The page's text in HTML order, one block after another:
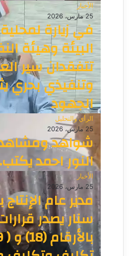
الأخبار
25 مارس، 2026
في زيارة
البيئة وهيئة
تتفقدان سير
وتنفيذي بحري
الجهود
الرأي والتحليل
25 مارس، 2026
شواهد
النور احمد
الأخبار
25 مارس، 2026
مدير عام الإنتاج
سنار يصدر